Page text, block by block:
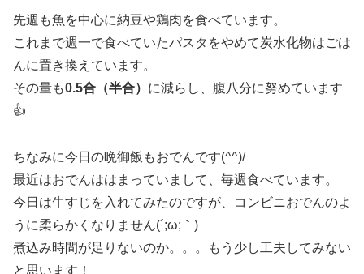
先週も魚を中心に納豆や鶏肉を食べています。
これまで週一で食べていたパスタをやめて炭水化物はごは
んに置き換えています。
その量も0.5合（半合） に減らし、腹八分に努めています
👍
ちなみに今日の晩御飯もおでんです(^^)/
最近はおでんははまっていまして、毎週食べています。
今日は牛すじを入れてみたのですが、コンビニおでんのよ
うに柔らかくなりません(´;ω;｀)
煮込み時間が足りないのか。。。もう少し工夫してみない
と思います！